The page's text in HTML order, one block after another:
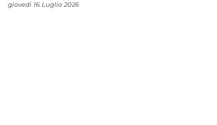
giovedì 16 Luglio 2026